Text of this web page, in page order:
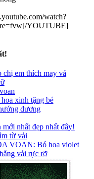
watch?
YOUTUBE]​
chị em thích may vá
xinh tặng bé
dương
nhất đẹp nhất đây!
từ vải
VOAN: Bó hoa violet
vải rực rỡ